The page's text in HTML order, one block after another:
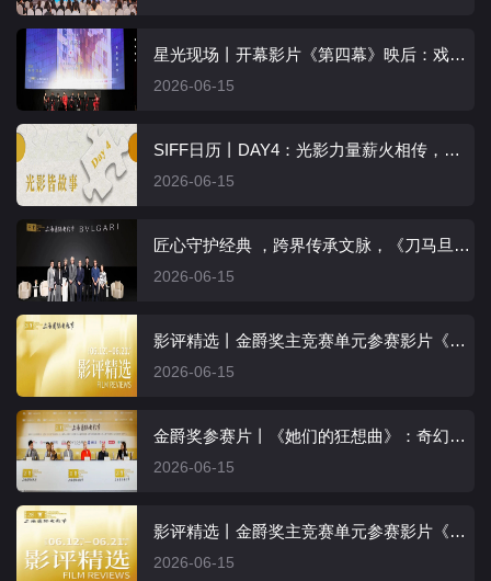
星光现场丨开幕影片《第四幕》映后：戏内戏外皆在“意料之外”
2026-06-15
SIFF日历丨DAY4：光影力量薪火相传，创作之火生生不息
2026-06-15
匠心守护经典 ，跨界传承文脉，《刀马旦》4K修复·杜比全景声版全球首映
2026-06-15
影评精选丨金爵奖主竞赛单元参赛影片《她们的狂想曲》
2026-06-15
金爵奖参赛片丨《她们的狂想曲》：奇幻歌舞外壳下的现实思辨
2026-06-15
影评精选丨金爵奖主竞赛单元参赛影片《无人看见的夜晚》
2026-06-15